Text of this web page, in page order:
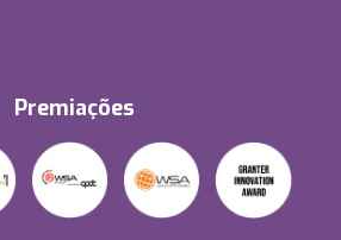
Premiações